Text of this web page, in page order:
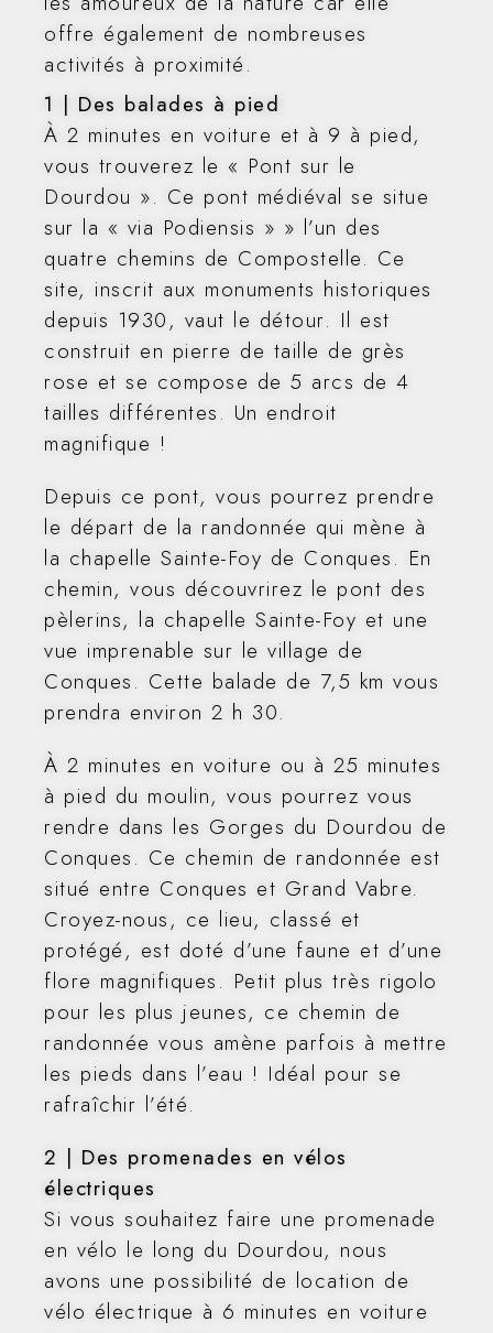
offre également de nombreuses
activités à proximité.
1 | Des balades à pied
À 2 minutes en voiture et à 9 à pied,
vous trouverez le « Pont sur le
Dourdou ». Ce pont médiéval se situe
sur la « via Podiensis » » l’un des
quatre chemins de Compostelle. Ce
site, inscrit aux monuments historiques
depuis 1930, vaut le détour. Il est
construit en pierre de taille de grès
rose et se compose de 5 arcs de 4
tailles différentes. Un endroit
magnifique !
Depuis ce pont, vous pourrez prendre
le départ de la randonnée qui mène à
la chapelle Sainte-Foy de Conques. En
chemin, vous découvrirez le pont des
pèlerins, la chapelle Sainte-Foy et une
vue imprenable sur le village de
Conques. Cette balade de 7,5 km vous
prendra environ 2 h 30.
À 2 minutes en voiture ou à 25 minutes
à pied du moulin, vous pourrez vous
rendre dans les Gorges du Dourdou de
Conques. Ce chemin de randonnée est
situé entre Conques et Grand Vabre.
Croyez-nous, ce lieu, classé et
protégé, est doté d’une faune et d’une
flore magnifiques. Petit plus très rigolo
pour les plus jeunes, ce chemin de
randonnée vous amène parfois à mettre
les pieds dans l’eau ! Idéal pour se
rafraîchir l’été.
2 | Des promenades en vélos
électriques
Si vous souhaitez faire une promenade
en vélo le long du Dourdou, nous
avons une possibilité de location de
vélo électrique à 6 minutes en voiture